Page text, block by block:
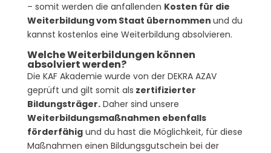
– somit werden die anfallenden Kosten für die
Weiterbildung vom Staat übernommen und du
kannst kostenlos eine Weiterbildung absolvieren.
Welche Weiterbildungen können
absolviert werden?
Die KAF Akademie wurde von der DEKRA AZAV
geprüft und gilt somit als zertifizierter
Bildungsträger.Daher sind unsere
Weiterbildungsmaßnahmen ebenfalls
förderfähigund du hast die Möglichkeit, für diese
Maßnahmen einen Bildungsgutschein bei der